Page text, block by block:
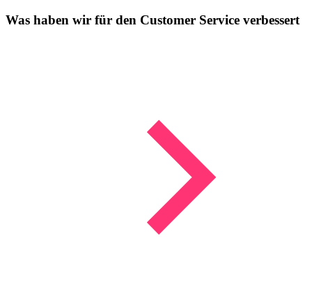
Was haben wir für den Customer Service verbessert